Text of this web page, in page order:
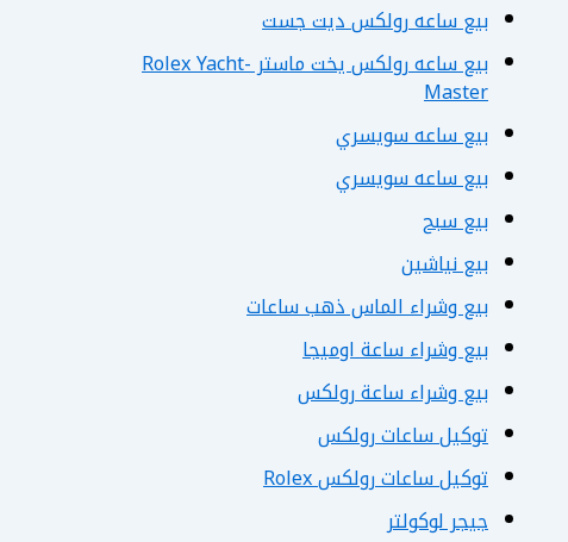
بيع ساعه رولكس ديت جست
بيع ساعه رولكس يخت ماستر Rolex Yacht-
Master
بيع ساعه سويسري
بيع ساعه سويسري
بيع سبح
بيع نياشين
بيع وشراء الماس ذهب ساعات
بيع وشراء ساعة اوميجا
بيع وشراء ساعة رولكس
توكيل ساعات رولكس
توكيل ساعات رولكس Rolex
جيجر لوكولتر